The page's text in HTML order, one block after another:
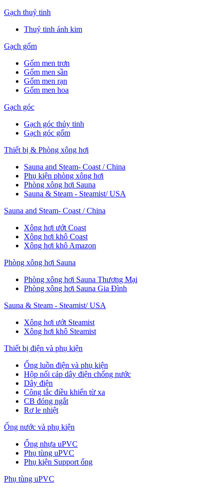
Gạch thuỷ tinh
Thuỷ tinh ánh kim
Gạch gốm
Gốm men trơn
Gốm men sần
Gốm men rạn
Gốm men hoa
Gạch góc
Gạch góc thủy tinh
Gạch góc gốm
Thiết bị & Phòng xông hơi
Sauna and Steam- Coast / China
Phụ kiện phòng xông hơi
Phòng xông hơi Sauna
Sauna & Steam - Steamist/ USA
Sauna and Steam- Coast / China
Xông hơi ướt Coast
Xông hơi khô Coast
Xông hơi khô Amazon
Phòng xông hơi Sauna
Phòng xông hơi Sauna Thương Mại
Phòng xông hơi Sauna Gia Đình
Sauna & Steam - Steamist/ USA
Xông hơi ướt Steamist
Xông hơi khô Steamist
Thiết bị điện và phụ kiện
Ống luồn điện và phụ kiện
Hộp nối cáp dây điện chống nước
Dây điện
Công tắc điều khiển từ xa
CB đóng ngắt
Rơ le nhiệt
Ống nước và phụ kiện
Ống nhựa uPVC
Phụ tùng uPVC
Phụ kiện Support ống
Phụ tùng uPVC